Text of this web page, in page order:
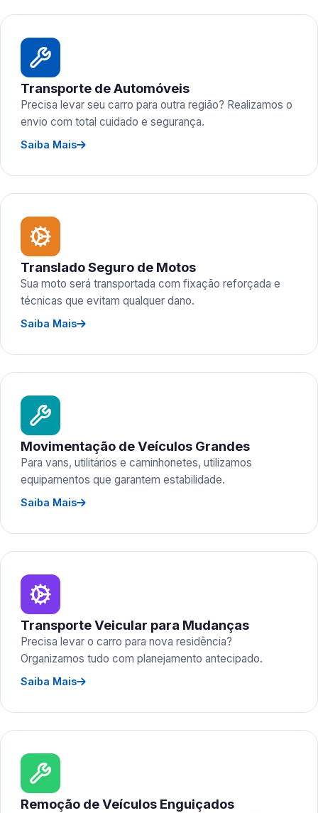
Transporte de Automóveis
Precisa levar seu carro para outra região? Realizamos o
envio com total cuidado e segurança.
Saiba Mais
Translado Seguro de Motos
Sua moto será transportada com fixação reforçada e
técnicas que evitam qualquer dano.
Saiba Mais
Movimentação de Veículos Grandes
Para vans, utilitários e caminhonetes, utilizamos
equipamentos que garantem estabilidade.
Saiba Mais
Transporte Veicular para Mudanças
Precisa levar o carro para nova residência?
Organizamos tudo com planejamento antecipado.
Saiba Mais
Remoção de Veículos Enguiçados